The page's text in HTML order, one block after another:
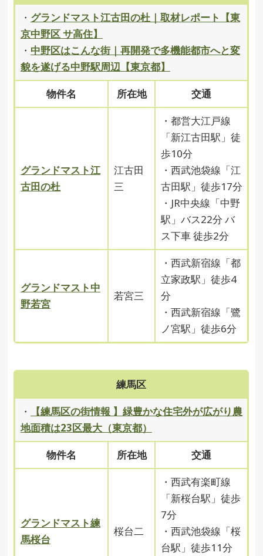
・ グランドマスト江古田の杜｜取材レポート【東
京中野区 サ高住】
・ 中野区はこんな街｜再開発で多機能都市へと変
貌を遂げる中野駅周辺【東京都】
物件名
所在地 交通
グランドマスト江
古田の杜
江古田
三
・都営大江戸線
「新江古田駅」徒
歩10分
・西武池袋線「江
古田駅」徒歩17分
・JR中央線「中野
駅」バス22分 バ
ス下車 徒歩2分
グランドマスト中
野若宮
若宮三
・西武新宿線「都
立家政駅」徒歩4
分
・西武新宿線「鷺
ノ宮駅」徒歩6分
練馬区
・
【練馬区の街情報 】緑豊かな住宅外が広がり農
地面積は23区最大（東京都）
物件名
所在地 交通
グランドマスト練
馬桜台
桜台二
・西武有楽町線
「新桜台駅」徒歩
7分
・西武池袋線「桜
台駅」徒歩11分